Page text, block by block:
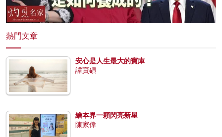
熱門文章
安心是人生最大的寶庫
譚寶碩
繪本界一顆閃亮新星
陳家偉